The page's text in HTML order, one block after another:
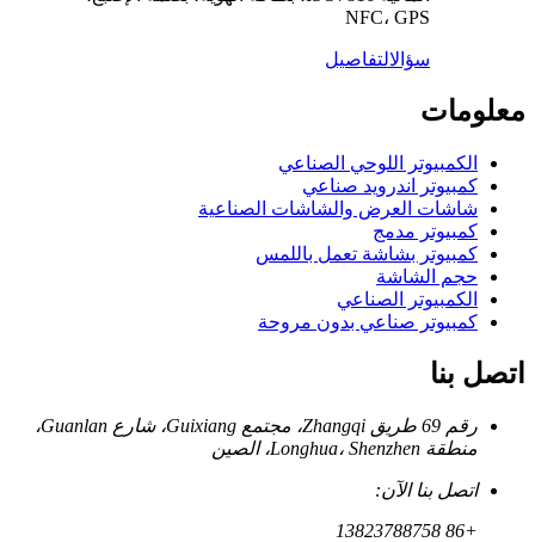
NFC، GPS
سؤالالتفاصيل
معلومات
الكمبيوتر اللوحي الصناعي
كمبيوتر اندرويد صناعي
شاشات العرض والشاشات الصناعية
كمبيوتر مدمج
كمبيوتر بشاشة تعمل باللمس
حجم الشاشة
الكمبيوتر الصناعي
كمبيوتر صناعي بدون مروحة
اتصل بنا
رقم 69 طريق Zhangqi، مجتمع Guixiang، شارع Guanlan،
منطقة Longhua، Shenzhen، الصين
اتصل بنا الآن:
+86 13823788758